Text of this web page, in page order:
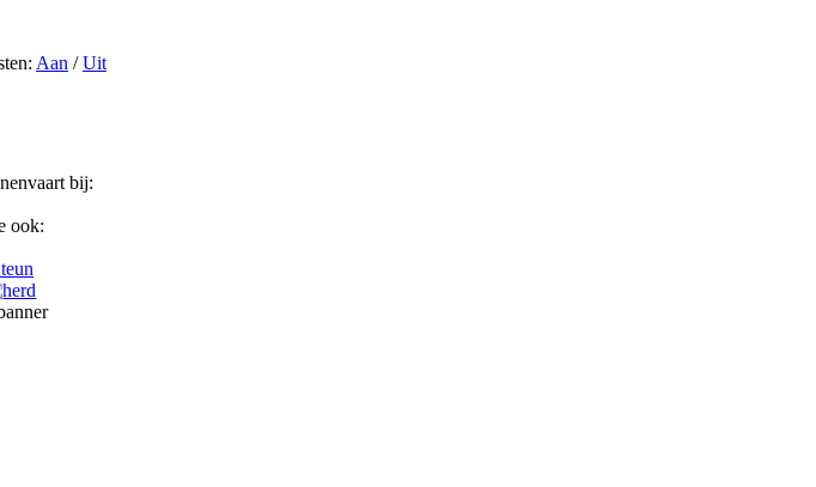
Aan /Uit
bij:
ook: